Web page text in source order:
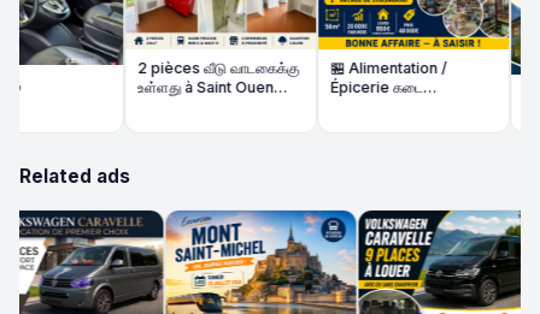
2 pièces வீடு வாடகைக்கு
உள்ளது à Saint Ouen
🏪 Alimentation /
Épicerie கடை
Related ads